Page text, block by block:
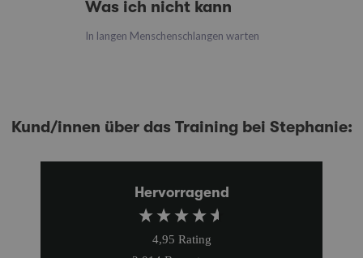
Was ich nicht kann
In langen Menschenschlangen warten
Kund/innen über das Training bei Stephanie:
Hervorragend
4,95 Rating